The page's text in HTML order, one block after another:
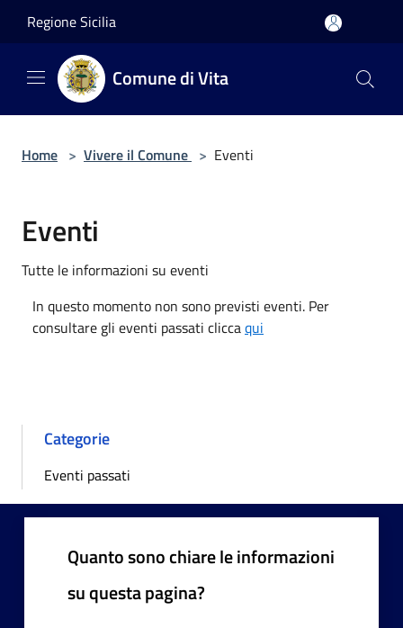
Regione Sicilia
Comune di Vita
Home > Vivere il Comune > Eventi
Eventi
Tutte le informazioni su eventi
In questo momento non sono previsti eventi. Per
consultare gli eventi passati cliccaqui
Categorie
Eventi passati
Quanto sono chiare le informazioni
su questa pagina?